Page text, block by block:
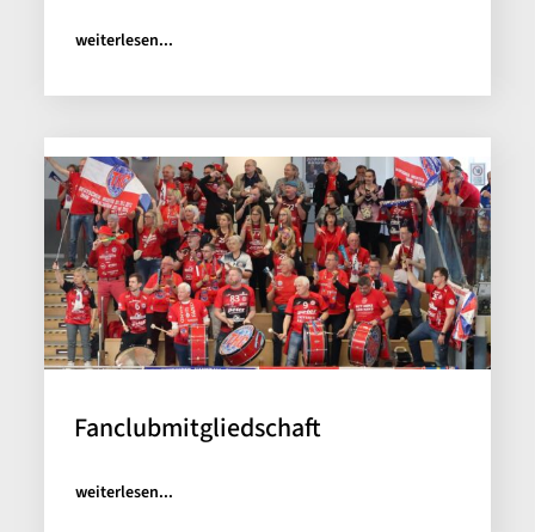
weiterlesen...
Fanclubmitgliedschaft
weiterlesen...